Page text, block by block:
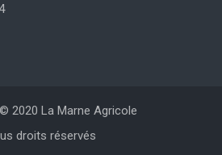
2020 La Marne Agricole
droits réservés